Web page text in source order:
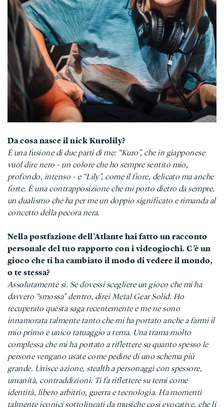
Da cosa nasce il nick Kurolily?
È una fusione di due parti di me: “Kuro”, che in giapponese
vuol dire nero - un colore che ho sempre sentito mio,
profondo, intenso - e “Lily”, come il fiore, delicato ma anche
forte. È una contrapposizione che mi porto dietro da sempre,
un dualismo che ha per me un doppio significato e rimanda al
concetto della pecora nera.
Nella postfazione dell’Atlante hai fatto un racconto
personale del tuo rapporto con i videogiochi. C’è un
gioco che ti ha cambiato il modo di vedere il mondo,
o te stessa?
Assolutamente sì. Se dovessi scegliere un gioco che mi ha
davvero “smossa” dentro, direi Metal Gear Solid. Ho
recuperato questa saga recentemente e me ne sono
innamorata talmente tanto che mi ha portato anche a farmi il
mio primo e unico tatuaggio a tema. Una trama molto
complessa che mi ha portato a riflettere su quanto spesso le
persone vengano usate come pedine di uno schema più
grande. Unisce azione, stealth a personaggi con spessore,
umanità, contraddizioni. Ti fa riflettere su temi come
identità, libero arbitrio, guerra e tecnologia. Ha momenti
talmente iconici sottolineati da musiche così evocative, che li